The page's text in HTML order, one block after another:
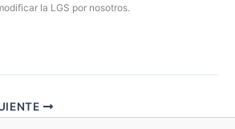
la LGS por nosotros.